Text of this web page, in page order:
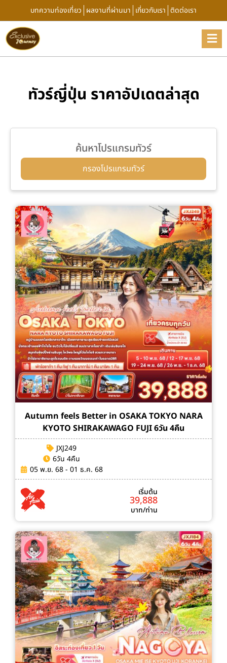
บทความท่องเที่ยว ผลงานที่ผ่านมา เกี่ยวกับเรา ติดต่อเรา
ทัวร์ญี่ปุ่น ราคาอัปเดตล่าสุด
ค้นหาโปรแกรมทัวร์
กรองโปรแกรมทัวร์
Autumn feels Better in OSAKA TOKYO NARA
KYOTO SHIRAKAWAGO FUJI 6วัน 4คืน
JXJ249
6วัน 4คืน
05 พ.ย. 68 - 01 ธ.ค. 68
เริ่มต้น
39,888
บาท/ท่าน